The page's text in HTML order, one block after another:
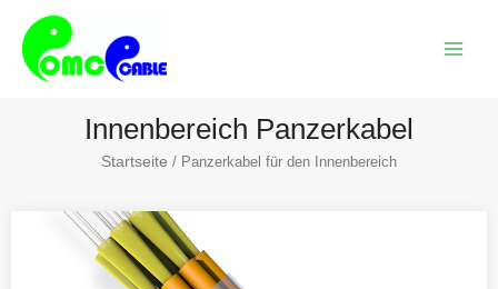
Inhalt
springen
Innenbereich Panzerkabel
Startseite / Panzerkabel für den Innenbereich